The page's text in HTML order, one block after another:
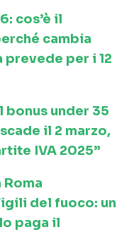
cos’è il
cambia
prevede per i 12
bonus under 35
il 2 marzo,
IVA 2025”
Roma
del fuoco: un
paga il